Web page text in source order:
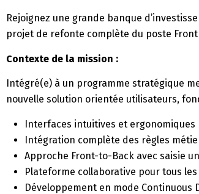
Rejoignez une grande banque
projet de refonte complète du poste
Contexte de la mission :
Intégré(e) à un programme stratégique
nouvelle solution orientée utilisateurs,
Interfaces intuitives et ergonomiques
Intégration complète des règles
Approche Front-to-Back avec saisie
Plateforme collaborative pour tous
Développement en mode Continuous